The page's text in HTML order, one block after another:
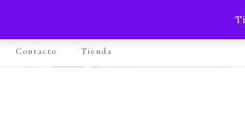
¿YA
Contacto Tienda